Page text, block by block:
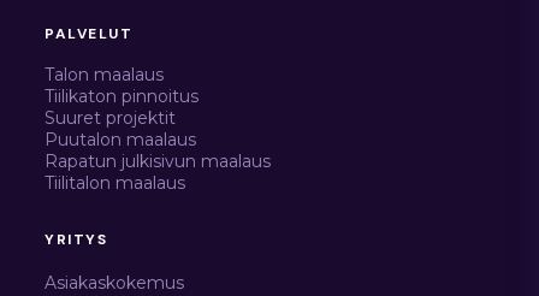
PALVELUT
Talon maalaus
Tiilikaton pinnoitus
Suuret projektit
Puutalon maalaus
Rapatun julkisivun maalaus
Tiilitalon maalaus
YRITYS
Asiakaskokemus